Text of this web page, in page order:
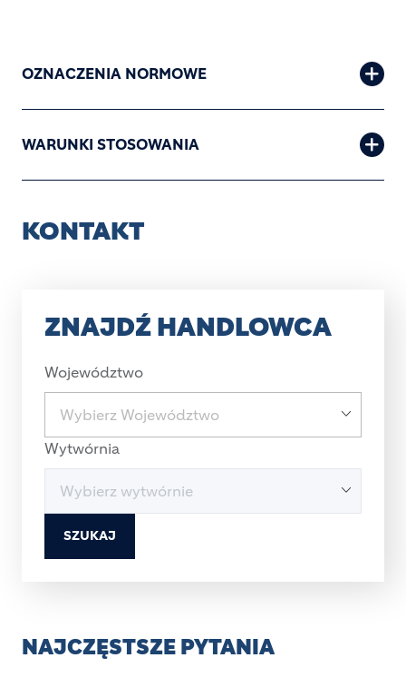
OZNACZENIA NORMOWE
WARUNKI STOSOWANIA
KONTAKT
ZNAJDŹ HANDLOWCA
Województwo
Wytwórnia
SZUKAJ
NAJCZĘSTSZE PYTANIA